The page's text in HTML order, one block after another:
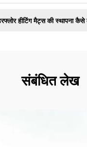
हीटिंग मैट्स की स्थापना
संबंधित लेख